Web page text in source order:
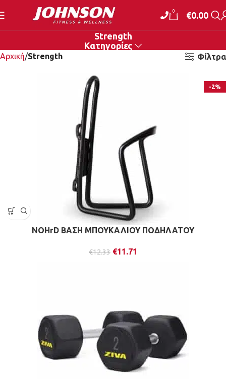
0 €0.00
Strength
Κατηγορίες
Αρχική Strength Φίλτρα
-2%
NOHrD ΒΑΣΗ ΜΠΟΥΚΑΛΙΟΥ ΠΟΔΗΛΑΤΟΥ
€12.33 €11.71